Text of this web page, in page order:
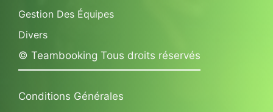
Gestion Des Équipes
Divers
© Teambooking Tous droits réservés
Conditions Générales